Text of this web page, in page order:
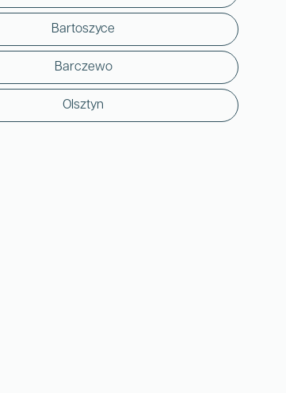
Bartoszyce
Barczewo
Olsztyn